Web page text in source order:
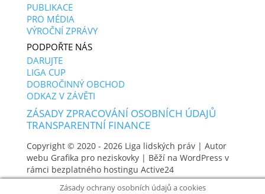
PUBLIKACE
PRO MÉDIA
VÝROČNÍ ZPRÁVY
PODPOŘTE NÁS
DARUJTE
LIGA CUP
DOBROČINNÝ OBCHOD
ODKAZ V ZÁVĚTI
ZÁSADY ZPRACOVÁNÍ OSOBNÍCH ÚDAJŮ
TRANSPARENTNÍ FINANCE
Copyright © 2020 - 2026 Liga lidských práv| Autor
webu Grafika pro neziskovky| Běží na WordPress v
rámci bezplatného hostingu Active24
Zásady ochrany osobních údajů a cookies